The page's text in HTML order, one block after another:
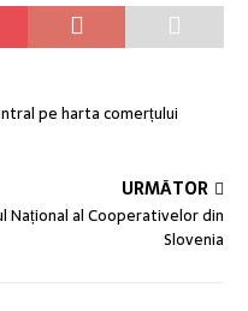
pe harta comerțului
URMĂTOR
Național al Cooperativelor din
Slovenia